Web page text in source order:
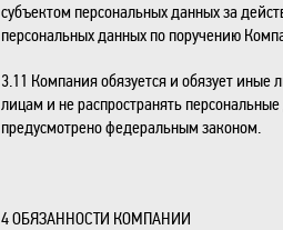
субъектом персональных данных за
персональных данных по поручению
3.11 Компания обязуется и обязует
лицам и не распространять
предусмотрено федеральным законом.
4 ОБЯЗАННОСТИ КОМПАНИИ